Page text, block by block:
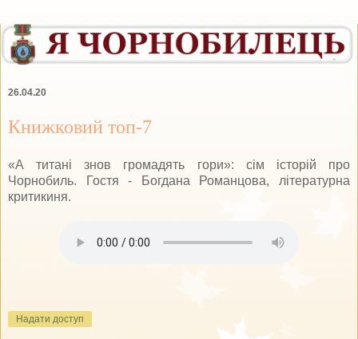
26.04.20
Книжковий топ-7
«А титані знов громадять гори»: сім історій про
Чорнобиль. Гостя - Богдана Романцова, літературна
критикиня.
Надати доступ